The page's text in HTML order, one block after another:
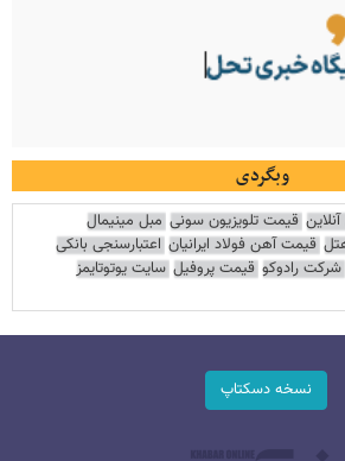
وبگردی
قیمت تلویزیون سونی مبل مینیمال
قیمت آهن فولاد ایرانیان اعتبارسنجی بانکی
شرکت رادوکو قیمت پروفیل سایت یوتوتایمز
نسخه دسکتاپ